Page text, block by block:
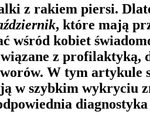
z rakiem piersi.
, które mają
wśród kobiet
z profilaktyką,
W tym artykule
w szybkim wykryciu